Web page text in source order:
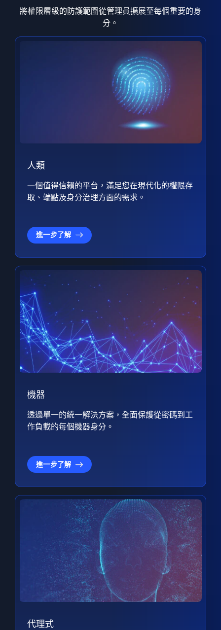
將權限層級的防護範圍從管理員擴展至每個重要的身
分。
人類
一個值得信賴的平台，滿足您在現代化的權限存
取、端點及身分治理方面的需求。
進一步了解
機器
透過單一的統一解決方案，全面保護從密碼到工
作負載的每個機器身分。
進一步了解
代理式